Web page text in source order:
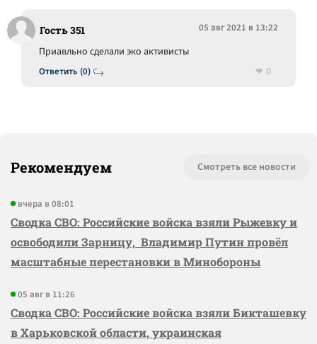
Гость 351 05 авг 2021 в 13:22
Ответить (0)
Приавльно сделали эко активисты
0
Рекомендуем Смотреть все новости
вчера в 08:01
Сводка СВО: Российские войска взяли Рыжевку и
освободили Зарницу, Владимир Путин провёл
масштабные перестановки в Минобороны
05 авг в 11:26
Сводка СВО: Российские войска взяли Бикташевку
в Харьковской области, украинская